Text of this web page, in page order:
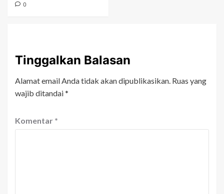
0
Tinggalkan Balasan
Alamat email Anda tidak akan dipublikasikan. Ruas yang
wajib ditandai*
Komentar *